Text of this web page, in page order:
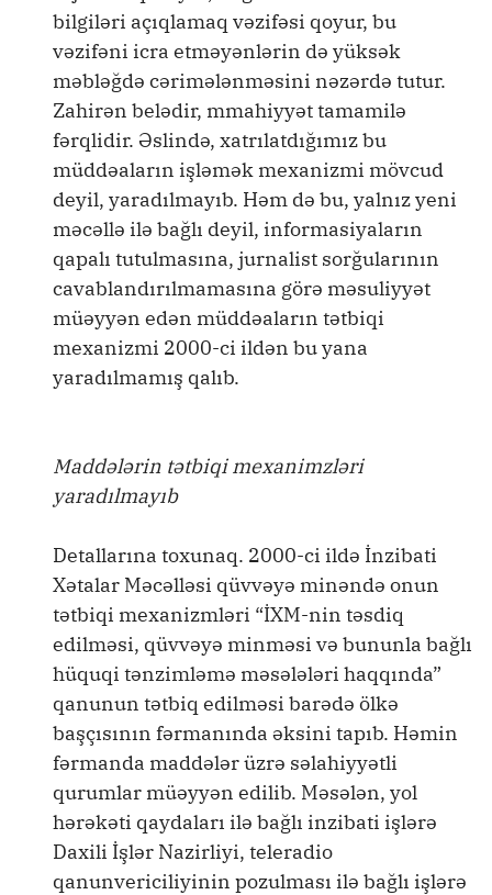
bilgiləri açıqlamaq vəzifəsi qoyur, bu
vəzifəni icra etməyənlərin də yüksək
məbləğdə cərimələnməsini nəzərdə tutur.
Zahirən belədir, mmahiyyət tamamilə
fərqlidir. Əslində, xatrılatdığımız bu
müddəaların işləmək mexanizmi mövcud
deyil, yaradılmayıb. Həm də bu, yalnız yeni
məcəllə ilə bağlı deyil, informasiyaların
qapalı tutulmasına, jurnalist sorğularının
cavablandırılmamasına görə məsuliyyət
müəyyən edən müddəaların tətbiqi
mexanizmi 2000-ci ildən bu yana
yaradılmamış qalıb.
Maddələrin tətbiqi mexanimzləri
yaradılmayıb
Detallarına toxunaq. 2000-ci ildə İnzibati
Xətalar Məcəlləsi qüvvəyə minəndə onun
tətbiqi mexanizmləri “İXM-nin təsdiq
edilməsi, qüvvəyə minməsi və bununla bağlı
hüquqi tənzimləmə məsələləri haqqında”
qanunun tətbiq edilməsi barədə ölkə
başçısının fərmanında əksini tapıb. Həmin
fərmanda maddələr üzrə səlahiyyətli
qurumlar müəyyən edilib. Məsələn, yol
hərəkəti qaydaları ilə bağlı inzibati işlərə
Daxili İşlər Nazirliyi, teleradio
qanunvericiliyinin pozulması ilə bağlı işlərə